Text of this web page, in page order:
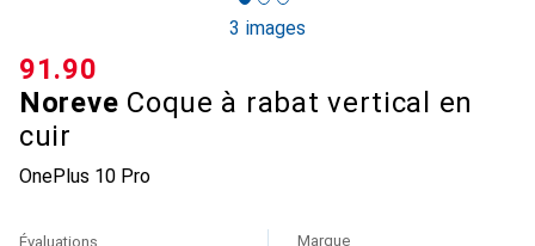
3 images
Noreve Coque à rabat vertical en
cuir
OnePlus 10 Pro
CHF
91.90
Évaluations Marque